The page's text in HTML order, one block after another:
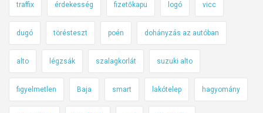
traffix érdekesség fizetőkapu logó vicc
dugó törésteszt poén dohányzás az autóban
alto légzsák szalagkorlát suzuki alto
figyelmetlen Baja smart lakótelep hagyomány